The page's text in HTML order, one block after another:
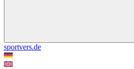
sportvers.de